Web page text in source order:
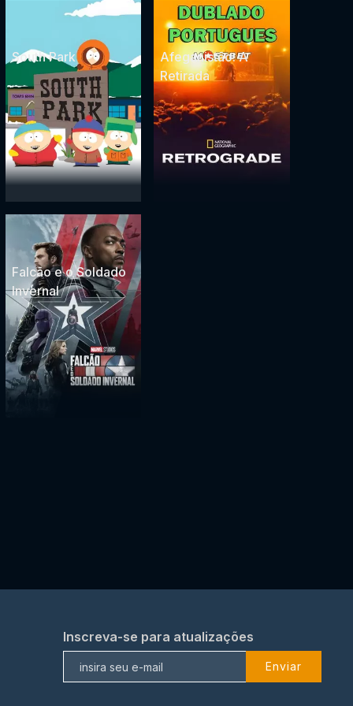
South Park
Afeganistão: A
Retirada
Falcão e o Soldado
Invernal
Inscreva-se para atualizações
Enviar